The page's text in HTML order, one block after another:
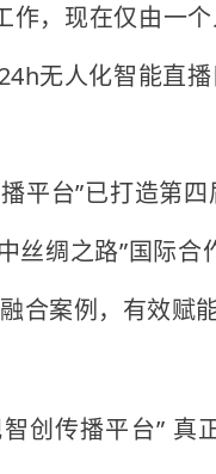
作，现在仅由一
无人化智能直
平台”已打造第
丝绸之路”国际
合案例，有效赋
创传播平台”